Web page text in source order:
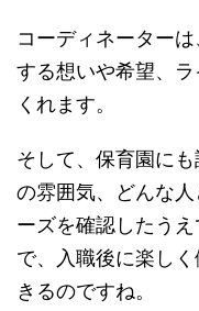
コーディネーター
する想いや希望、
くれます。
そして、保育園に
の雰囲気、どんな
ーズを確認したう
で、入職後に楽し
きるのですね。